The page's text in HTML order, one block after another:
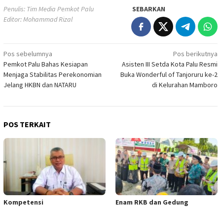
Penulis: Tim Media Pemkot Palu
Editor: Mohammad Rizal
SEBARKAN
Navigasi
pos
Pos sebelumnya
Pemkot Palu Bahas Kesiapan
Menjaga Stabilitas Perekonomian
Jelang HKBN dan NATARU
Pos berikutnya
Asisten III Setda Kota Palu Resmi
Buka Wonderful of Tanjoruru ke-2
di Kelurahan Mamboro
POS TERKAIT
Kompetensi
Enam RKB dan Gedung